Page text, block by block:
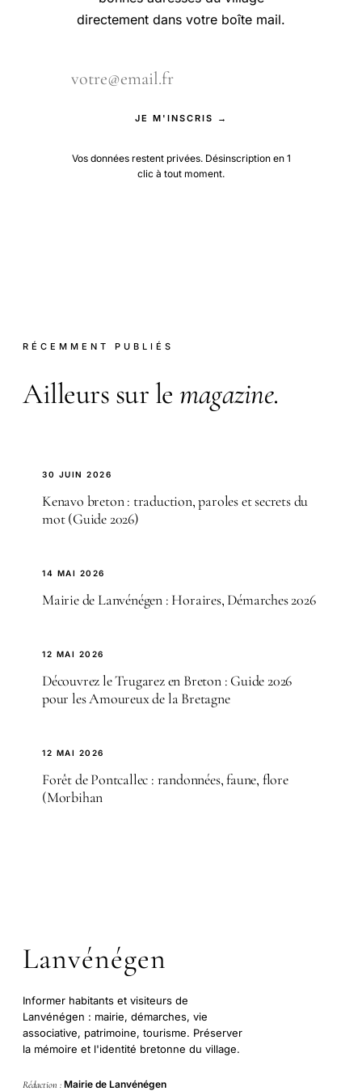
directement dans votre boîte mail.
JE M'INSCRIS →
Vos données restent privées. Désinscription en 1
clic à tout moment.
RÉCEMMENT PUBLIÉS
Ailleurs sur le magazine.
30 JUIN 2026
Kenavo breton : traduction, paroles et secrets du
mot (Guide 2026)
14 MAI 2026
Mairie de Lanvénégen : Horaires, Démarches 2026
12 MAI 2026
Découvrez le Trugarez en Breton : Guide 2026
pour les Amoureux de la Bretagne
12 MAI 2026
Forêt de Pontcallec : randonnées, faune, flore
(Morbihan
Lanvénégen
Informer habitants et visiteurs de
Lanvénégen : mairie, démarches, vie
associative, patrimoine, tourisme. Préserver
la mémoire et l'identité bretonne du village.
Rédaction : Mairie de Lanvénégen